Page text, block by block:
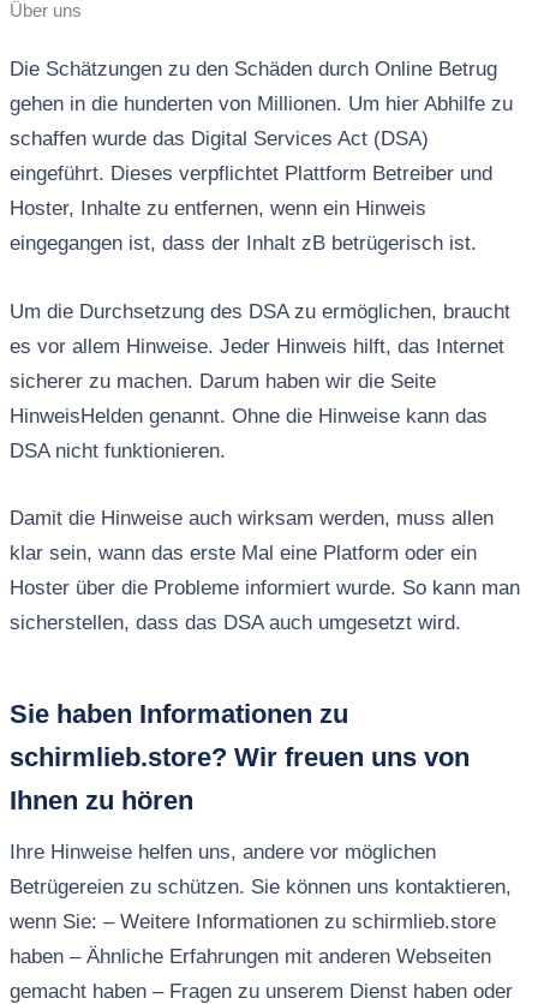
Über uns
Die Schätzungen zu den Schäden durch Online Betrug
gehen in die hunderten von Millionen. Um hier Abhilfe zu
schaffen wurde das Digital Services Act (DSA)
eingeführt. Dieses verpflichtet Plattform Betreiber und
Hoster, Inhalte zu entfernen, wenn ein Hinweis
eingegangen ist, dass der Inhalt zB betrügerisch ist.
Um die Durchsetzung des DSA zu ermöglichen, braucht
es vor allem Hinweise. Jeder Hinweis hilft, das Internet
sicherer zu machen. Darum haben wir die Seite
HinweisHelden genannt. Ohne die Hinweise kann das
DSA nicht funktionieren.
Damit die Hinweise auch wirksam werden, muss allen
klar sein, wann das erste Mal eine Platform oder ein
Hoster über die Probleme informiert wurde. So kann man
sicherstellen, dass das DSA auch umgesetzt wird.
Sie haben Informationen zu
schirmlieb.store? Wir freuen uns von
Ihnen zu hören
Ihre Hinweise helfen uns, andere vor möglichen
Betrügereien zu schützen. Sie können uns kontaktieren,
wenn Sie: – Weitere Informationen zu schirmlieb.store
haben – Ähnliche Erfahrungen mit anderen Webseiten
gemacht haben – Fragen zu unserem Dienst haben oder